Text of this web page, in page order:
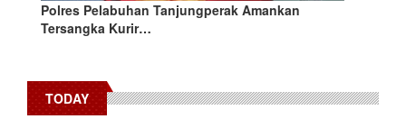
Polres Pelabuhan Tanjungperak Amankan
Tersangka Kurir…
TODAY